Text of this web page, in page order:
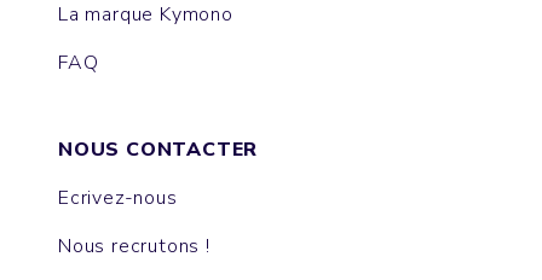
La marque Kymono
FAQ
NOUS CONTACTER
Ecrivez-nous
Nous recrutons !